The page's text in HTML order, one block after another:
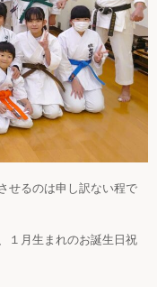
せるのは申し訳ない程で
１月生まれのお誕生日祝